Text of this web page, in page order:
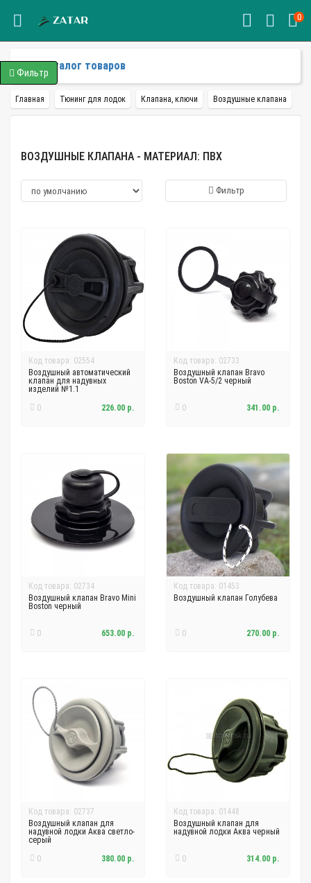
0
Каталог товаров
Главная Тюнинг для лодок Клапана, ключи Воздушные клапана
ВОЗДУШНЫЕ КЛАПАНА - МАТЕРИАЛ: ПВХ
Фильтр
Код товара: 02554
Воздушный автоматический
клапан для надувных
изделий №1.1
0
226.00 р.
Код товара: 02733
Воздушный клапан Bravo
Boston VA-5/2 черный
0 341.00 р.
Код товара: 02734
Воздушный клапан Bravo Mini
Boston черный
0 653.00 р.
Код товара: 01453
Воздушный клапан Голубева
0 270.00 р.
Код товара: 02737
Воздушный клапан для
надувной лодки Аква светло-
серый
0
380.00 р.
Код товара: 01448
Воздушный клапан для
надувной лодки Аква черный
0 314.00 р.
Фильтр